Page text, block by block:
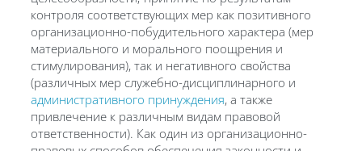
контроля соответствующих мер как позитивного
организационно-побудительного характера (мер
материального и морального поощрения и
стимулирования), так и негативного свойства
(различных мер служебно-дисциплинарного и
административного принуждения, а также
привлечение к различным видам правовой
ответственности). Как один из организационно-